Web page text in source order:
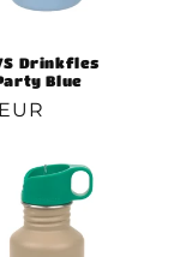
Drinkfles
Blue